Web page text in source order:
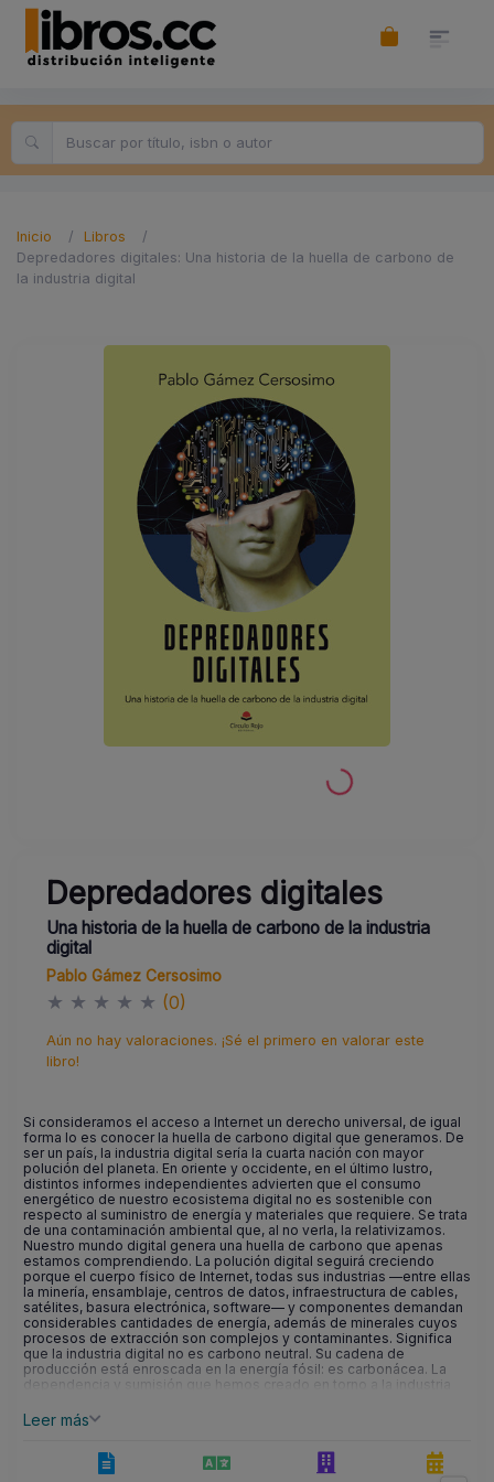
Inicio
Libros
Depredadores digitales: Una historia de la huella de carbono de
la industria digital
Depredadores digitales
Una historia de la huella de carbono de la industria
digital
Pablo Gámez Cersosimo
★ ★ ★ ★ ★ (0)
Aún no hay valoraciones. ¡Sé el primero en valorar este
libro!
Si consideramos el acceso a Internet un derecho universal, de igual
forma lo es conocer la huella de carbono digital que generamos. De
ser un país, la industria digital sería la cuarta nación con mayor
polución del planeta. En oriente y occidente, en el último lustro,
distintos informes independientes advierten que el consumo
energético de nuestro ecosistema digital no es sostenible con
respecto al suministro de energía y materiales que requiere. Se trata
de una contaminación ambiental que, al no verla, la relativizamos.
Nuestro mundo digital genera una huella de carbono que apenas
estamos comprendiendo. La polución digital seguirá creciendo
porque el cuerpo físico de Internet, todas sus industrias —entre ellas
la minería, ensamblaje, centros de datos, infraestructura de cables,
satélites, basura electrónica, software— y componentes demandan
considerables cantidades de energía, además de minerales cuyos
procesos de extracción son complejos y contaminantes. Significa
que la industria digital no es carbono neutral. Su cadena de
producción está enroscada en la energía fósil: es carbonácea. La
dependencia y sumisión que hemos creado en torno a la industria
más preciada de todas nuestras deidades: la digital. La singularidad
que nos otorga —adictiva— nos lleva a un momento decisivo en
un lugar prioritario en la agenda de países, industrias, sociedades y
gobiernos. Pero su interacción con los temas de impacto energético
Leer más